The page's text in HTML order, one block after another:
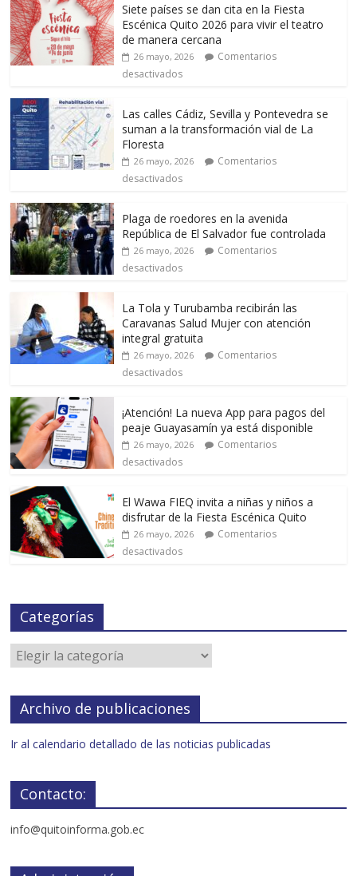
Siete países se dan cita en la Fiesta
Escénica Quito 2026 para vivir el teatro
de manera cercana
26 mayo, 2026
Comentarios
desactivados
Las calles Cádiz, Sevilla y Pontevedra se
suman a la transformación vial de La
Floresta
26 mayo, 2026
Comentarios
desactivados
Plaga de roedores en la avenida
República de El Salvador fue controlada
26 mayo, 2026
Comentarios
desactivados
La Tola y Turubamba recibirán las
Caravanas Salud Mujer con atención
integral gratuita
26 mayo, 2026
Comentarios
desactivados
¡Atención! La nueva App para pagos del
peaje Guayasamín ya está disponible
26 mayo, 2026
Comentarios
desactivados
El Wawa FIEQ invita a niñas y niños a
disfrutar de la Fiesta Escénica Quito
26 mayo, 2026
Comentarios
desactivados
Categorías
Archivo de publicaciones
Ir al calendario detallado de las noticias publicadas
Contacto:
info@quitoinforma.gob.ec